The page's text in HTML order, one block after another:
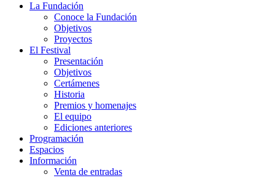
La Fundación
Conoce la Fundación
Objetivos
Proyectos
El Festival
Presentación
Objetivos
Certámenes
Historia
Premios y homenajes
El equipo
Ediciones anteriores
Programación
Espacios
Información
Venta de entradas